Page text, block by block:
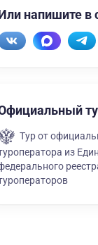
напишите в
Тур от
из